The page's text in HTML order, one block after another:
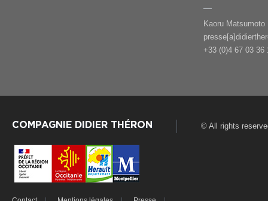
Kaoru Matsumoto
+33 (0)4 67 03 36
COMPAGNIE DIDIER THÉRON © All rights